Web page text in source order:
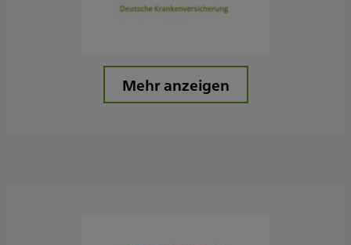
Mehr anzeigen